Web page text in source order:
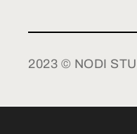
2023 © NODI